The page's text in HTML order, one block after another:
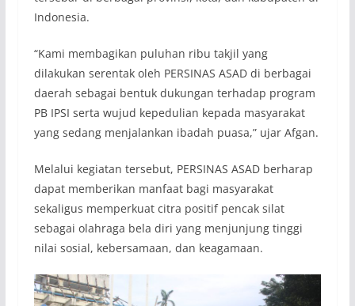
Indonesia.
“Kami membagikan puluhan ribu takjil yang
dilakukan serentak oleh PERSINAS ASAD di berbagai
daerah sebagai bentuk dukungan terhadap program
PB IPSI serta wujud kepedulian kepada masyarakat
yang sedang menjalankan ibadah puasa,” ujar Afgan.
Melalui kegiatan tersebut, PERSINAS ASAD berharap
dapat memberikan manfaat bagi masyarakat
sekaligus memperkuat citra positif pencak silat
sebagai olahraga bela diri yang menjunjung tinggi
nilai sosial, kebersamaan, dan keagamaan.